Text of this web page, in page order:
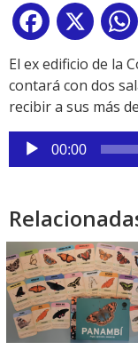
Facebook
X
El ex edificio de la
contará con dos
recibir a sus más
Reproductor
de
00:00